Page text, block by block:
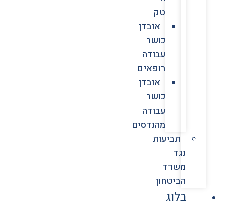
טק
אובדן
כושר
עבודה
רופאים
אובדן
כושר
עבודה
מהנדסים
תביעות
נגד
משרד
הביטחון
בלוג